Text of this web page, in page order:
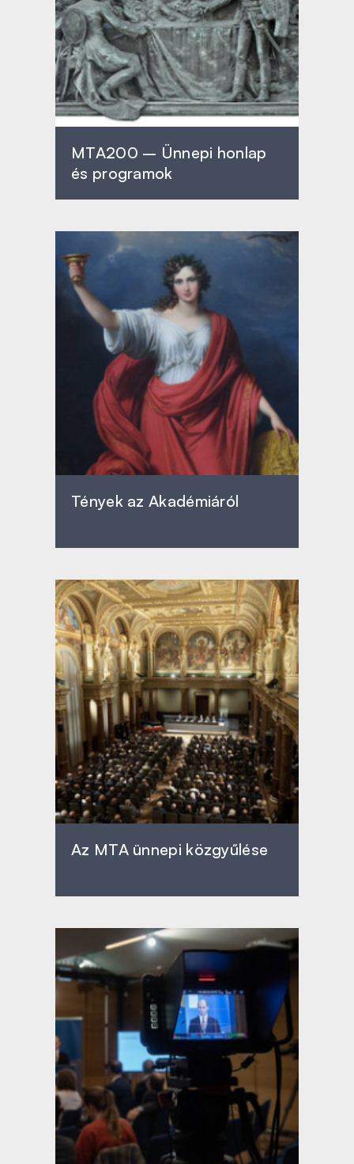
MTA200 – Ünnepi honlap
és programok
Tények az Akadémiáról
Az MTA ünnepi közgyűlése